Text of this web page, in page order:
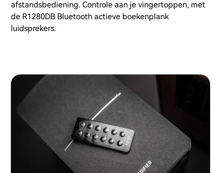
afstandsbediening. Controle aan je vingertoppen, met
de R1280DB Bluetooth actieve boekenplank
luidsprekers.